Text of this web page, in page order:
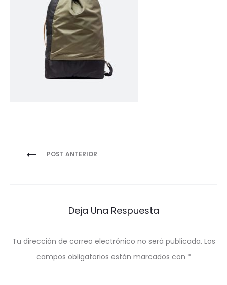
Navegación
POST ANTERIOR
Deja Una Respuesta
Tu dirección de correo electrónico no será publicada. Los
campos obligatorios están marcados con *